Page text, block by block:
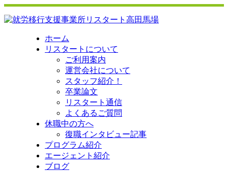
ホーム
リスタートについて
ご利用案内
運営会社について
スタッフ紹介！
卒業論文
リスタート通信
よくあるご質問
休職中の方へ
復職インタビュー記事
プログラム紹介
エージェント紹介
ブログ